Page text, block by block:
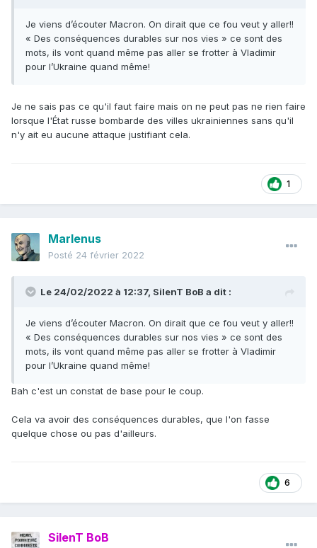
Je viens d’écouter Macron. On dirait que ce fou veut y aller!!
« Des conséquences durables sur nos vies » ce sont des
mots, ils vont quand même pas aller se frotter à Vladimir
pour l’Ukraine quand même!
Je ne sais pas ce qu'il faut faire mais on ne peut pas ne rien faire
lorsque l'État russe bombarde des villes ukrainiennes sans qu'il
n'y ait eu aucune attaque justifiant cela.
1
Marlenus
Posté 24 février 2022
Le 24/02/2022 à 12:37, SilenT BoB a dit :
Je viens d’écouter Macron. On dirait que ce fou veut y aller!!
« Des conséquences durables sur nos vies » ce sont des
mots, ils vont quand même pas aller se frotter à Vladimir
pour l’Ukraine quand même!
Bah c'est un constat de base pour le coup.
Cela va avoir des conséquences durables, que l'on fasse
quelque chose ou pas d'ailleurs.
6
SilenT BoB